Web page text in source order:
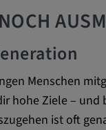
Menschen
hohe Ziele –
ist oft
_clck,
werden von
Drittanbieter-
Analyse von